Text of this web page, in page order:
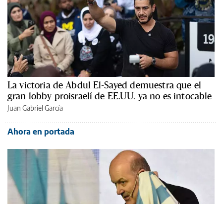
La victoria de Abdul El-Sayed demuestra que el
gran lobby proisraelí de EE.UU. ya no es intocable
Juan Gabriel García
Ahora en portada